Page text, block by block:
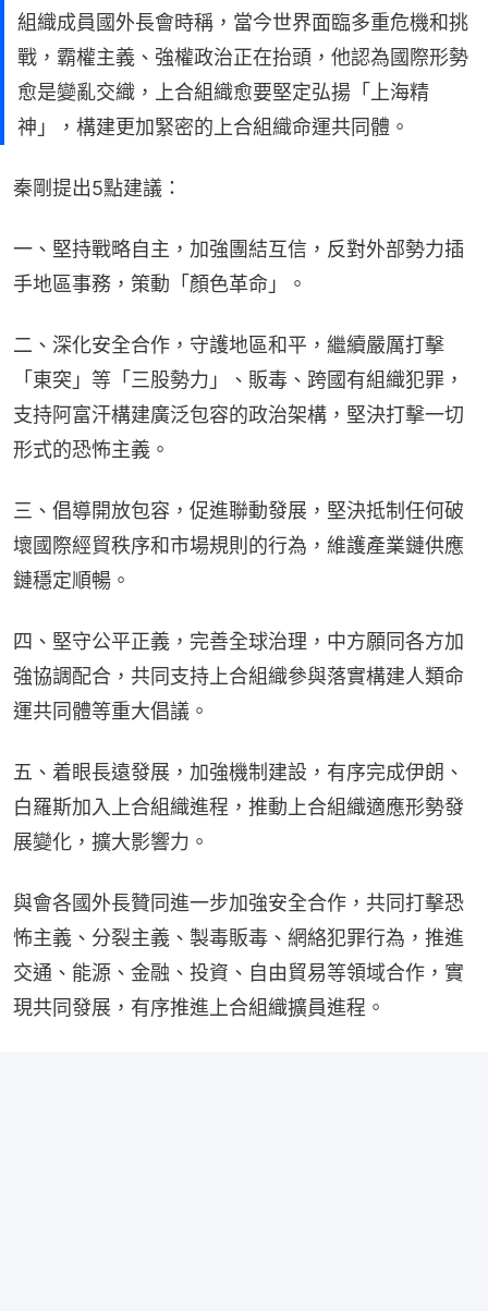
組織成員國外長會時稱，當今世界面臨多重危機和挑
戰，霸權主義、強權政治正在抬頭，他認為國際形勢
愈是變亂交織，上合組織愈要堅定弘揚「上海精
神」，構建更加緊密的上合組織命運共同體。
秦剛提出5點建議：
一、堅持戰略自主，加強團結互信，反對外部勢力插
手地區事務，策動「顏色革命」。
二、深化安全合作，守護地區和平，繼續嚴厲打擊
「東突」等「三股勢力」、販毒、跨國有組織犯罪，
支持阿富汗構建廣泛包容的政治架構，堅決打擊一切
形式的恐怖主義。
三、倡導開放包容，促進聯動發展，堅決抵制任何破
壞國際經貿秩序和市場規則的行為，維護產業鏈供應
鏈穩定順暢。
四、堅守公平正義，完善全球治理，中方願同各方加
強協調配合，共同支持上合組織參與落實構建人類命
運共同體等重大倡議。
五、着眼長遠發展，加強機制建設，有序完成伊朗、
白羅斯加入上合組織進程，推動上合組織適應形勢發
展變化，擴大影響力。
與會各國外長贊同進一步加強安全合作，共同打擊恐
怖主義、分裂主義、製毒販毒、網絡犯罪行為，推進
交通、能源、金融、投資、自由貿易等領域合作，實
現共同發展，有序推進上合組織擴員進程。